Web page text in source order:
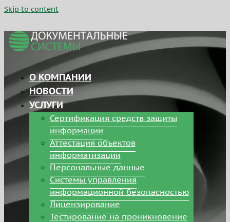
Skip to content
О КОМПАНИИ
НОВОСТИ
УСЛУГИ
Сертификация средств защиты
информации
Аттестация объектов
информатизации
Персональные данные
Системы управления
информационной безопасностью
Лицензирование
Тестирование на проникновение